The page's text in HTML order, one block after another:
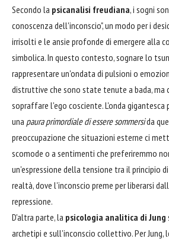
Secondo la psicanalisi freudiana, i sogni
conoscenza dell'inconscio", un modo per i
irrisolti e le ansie profonde di emergere alla
simbolica. In questo contesto, sognare lo
rappresentare un'ondata di pulsioni o
distruttive che sono state tenute a bada, ma
sopraffare l'ego cosciente. L'onda gigantesca
una paura primordiale di essere sommersida
preoccupazione che situazioni esterne ci
scomode o a sentimenti che preferiremmo
un'espressione della tensione tra il principio
realtà, dove l'inconscio preme per liberarsi
repressione.
D'altra parte, la psicologia analitica di Jung
archetipi e sull'inconscio collettivo. Per Jung,